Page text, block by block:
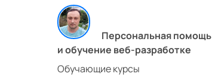
Персональная помощь
и обучение веб-разработке
Обучающие курсы